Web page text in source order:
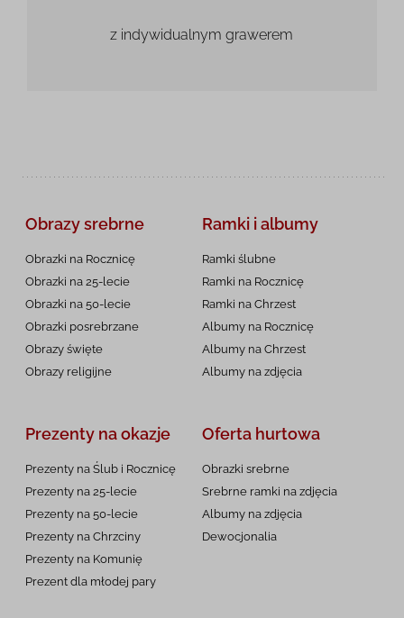
z indywidualnym grawerem
Obrazy srebrne
Obrazki na Rocznicę
Obrazki na 25-lecie
Obrazki na 50-lecie
Obrazki posrebrzane
Obrazy święte
Obrazy religijne
Ramki i albumy
Ramki ślubne
Ramki na Rocznicę
Ramki na Chrzest
Albumy na Rocznicę
Albumy na Chrzest
Albumy na zdjęcia
Prezenty na okazje
Prezenty na Ślub i Rocznicę
Prezenty na 25-lecie
Prezenty na 50-lecie
Prezenty na Chrzciny
Prezenty na Komunię
Prezent dla młodej pary
Oferta hurtowa
Obrazki srebrne
Srebrne ramki na zdjęcia
Albumy na zdjęcia
Dewocjonalia